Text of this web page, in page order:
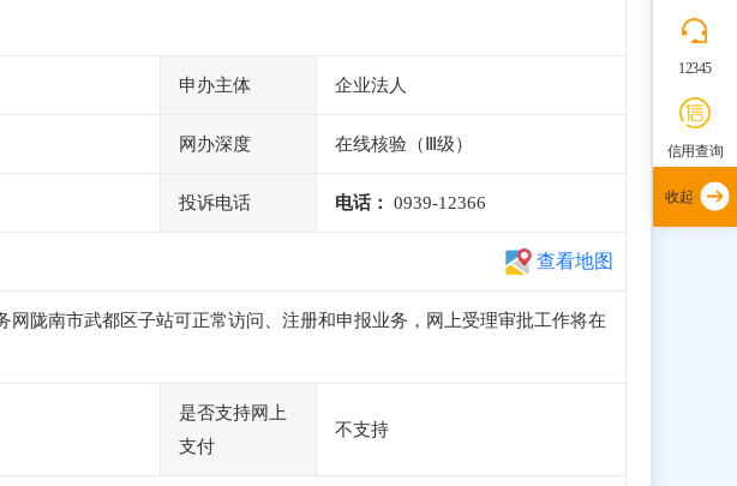
申办主体 企业法人
网办深度 在线核验（Ⅲ级）
投诉电话 电话： 0939-12366
查看地图
陇南市武都区子站可正常访问、注册和申报业务，网上受理审批工作将在
是否支持网上
支付
不支持
12345
信用查询
收起